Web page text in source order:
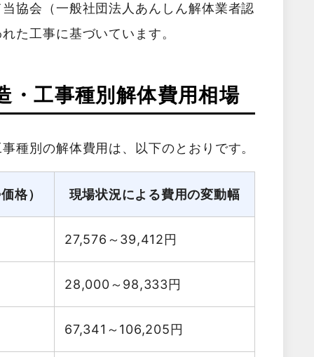
協会（一般社団法人あんしん解体業者認
た工事に基づいています。
・工事種別解体費用相場
種別の解体費用は、以下のとおりです。
格） 現場状況による費用の変動幅
27,576～39,412円
28,000～98,333円
67,341～106,205円